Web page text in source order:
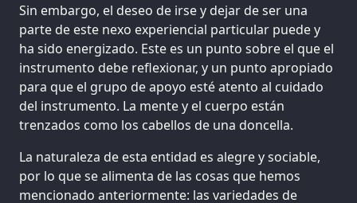
Sin embargo, el deseo de irse y dejar de ser una
parte de este nexo experiencial particular puede y
ha sido energizado. Este es un punto sobre el que el
instrumento debe reflexionar, y un punto apropiado
para que el grupo de apoyo esté atento al cuidado
del instrumento. La mente y el cuerpo están
trenzados como los cabellos de una doncella.
La naturaleza de esta entidad es alegre y sociable,
por lo que se alimenta de las cosas que hemos
mencionado anteriormente: las variedades de